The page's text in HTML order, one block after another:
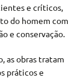
e críticos,
do homem com
e conservação.
as obras tratam
práticos e